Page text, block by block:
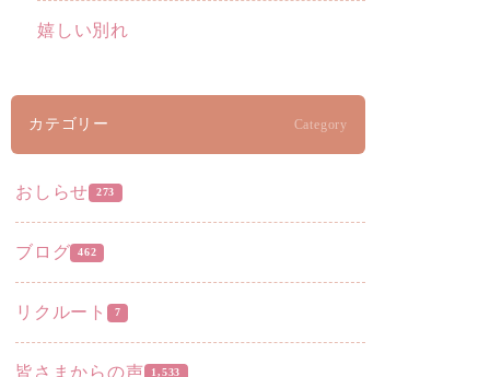
嬉しい別れ
カテゴリー Category
おしらせ 273
ブログ 462
リクルート 7
皆さまからの声 1,533